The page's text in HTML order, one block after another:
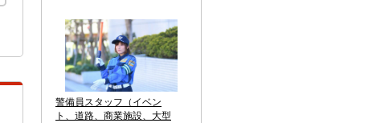
警備員スタッフ（イベン
ト、道路、商業施設、大型